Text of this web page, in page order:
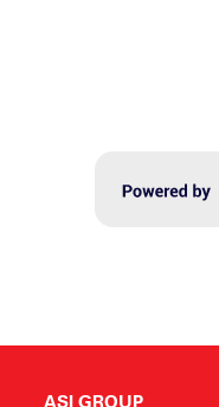
ASI GROUP